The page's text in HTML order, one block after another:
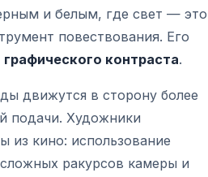
и белым, где свет — это
повествования. Его
графического контраста.
движутся в сторону более
подачи. Художники
из кино: использование
ракурсов камеры и